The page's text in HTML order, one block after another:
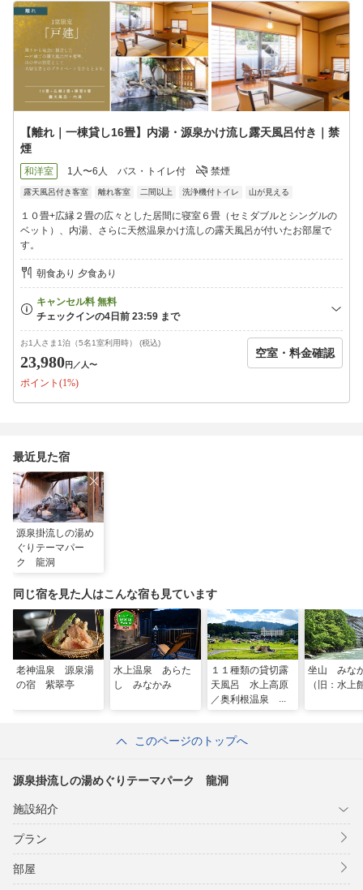
メインの上州牛とともに「鹿肉のたたき」と「馬刺し」をご提
供。
料理長が厳選した地元食材を使用し、季節の恵みを活かした会席
料理を
上州の自然の恵みとともにご堪能ください。
※鹿肉のたたき、馬刺しは2名様につき1皿ずつのご提供です。
・鮟肝甘煮(あんきもあまに)
・春菊のナムル
・長芋たらこ和え
・ラディシュと蕪のマリネ
・小松菜のからし和え
・もみじ鱒
・群馬県産こんにゃく
・鮎の唐揚げ
・季節の天ぷら盛合せ
・ネパールカレー大根煮
・上州牛の陶板焼き(90g)
・地元産こしひかり（勝正さん家のお米）
・お吸い物
・季節のデザート
・鹿肉・馬肉
※季節や仕入れ状況により内容が変更となる場合がございます。
汁を添えて、
清らかな朝の空気とともに、穏やかな時間をお過ごしください。
【館内設備】
・駐車場無料
・貸切露天利用無料／予約不要（湯めぐりパスポート制）
・ロビーにて無料ドリンクサービス
【離れ｜一棟貸し16畳】内湯・源泉かけ流し露天風呂付き｜禁
煙
和洋室 1人〜6人 バス・トイレ付 禁煙
露天風呂付き客室 離れ客室 二間以上 洗浄機付トイレ 山が見える
１０畳+広縁２畳の広々とした居間に寝室６畳（セミダブルとシングルの
ベット）、内湯、さらに天然温泉かけ流しの露天風呂が付いたお部屋で
す。
朝食あり 夕食あり
お1人さま1泊（5名1室利用時） (税込)
23,980円 ／人〜
ポイント(1%)
空室・料金確認
最近見た宿
源泉掛流しの湯め
ぐりテーマパー
ク 龍洞
同じ宿を見た人はこんな宿も見ています
老神温泉 源泉湯
の宿 紫翠亭
水上温泉 あらた
し みなかみ
１１種類の貸切露
天風呂 水上高原
／奥利根温泉 ホ
坐山 みな
（旧：水上
このページのトップへ
源泉掛流しの湯めぐりテーマパーク 龍洞
施設紹介
プラン
部屋